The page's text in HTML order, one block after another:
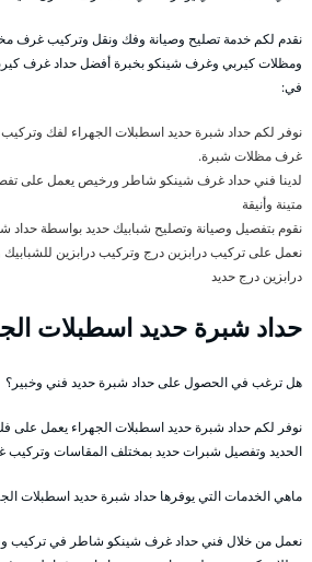
نقدم لكم خدمة تصليح وصيانة وفك ونقل وتركيب غرف
ومظلات كيربي وغرف شينكو بخبرة أفضل حداد غرف
في:
نوفر لكم حداد شبرة حديد اسطبلات الجهراء لفك
غرف مظلات شبرة.
لدينا فني حداد غرف شينكو شاطر ورخيص يعمل على
متينة وأنيقة
نقوم بتفصيل وصيانة وتصليح شبابيك حديد بواسطة حداد
نعمل على تركيب درابزين درج وتركيب درابزين للشبابيك
درابزين درج حديد
حداد شبرة حديد اسطبلات
هل ترغب في الحصول على حداد شبرة حديد فني وخبير؟
نوفر لكم حداد شبرة حديد اسطبلات الجهراء يعمل على
الحديد وتفصيل شبرات حديد بمختلف المقاسات
ماهي الخدمات التي يوفرها حداد شبرة حديد اسطبلات
نعمل من خلال فني حداد غرف شينكو شاطر في تركيب